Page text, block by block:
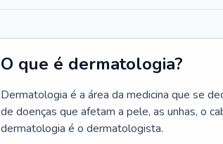
O que é dermatologia?
Dermatologia é a área da medicina que se
de doenças que afetam a pele, as unhas, o
dermatologia é o dermatologista.